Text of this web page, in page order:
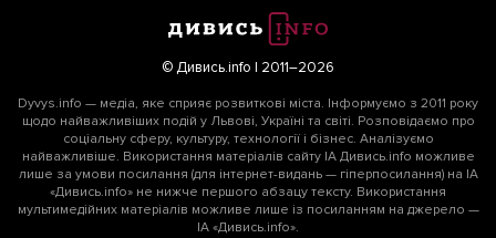
© Дивись.info | 2011–2026
Dyvys.info — медіа, яке сприяє розвиткові міста. Інформуємо з 2011 року
щодо найважливіших подій у Львові, Україні та світі. Розповідаємо про
соціальну сферу, культуру, технології і бізнес. Аналізуємо
найважливіше. Використання матеріалів сайту ІА Дивись.info можливе
лише за умови посилання (для інтернет-видань — гіперпосилання) на ІА
«Дивись.info» не нижче першого абзацу тексту. Використання
мультимедійних матеріалів можливе лише із посиланням на джерело —
ІА «Дивись.info».